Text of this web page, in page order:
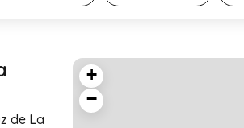
de La
+
−